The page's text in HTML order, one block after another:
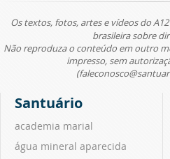
Os textos, fotos, artes e vídeos do
brasileira sobre
Não reproduza o conteúdo em outro
impresso, sem
Santuário
academia marial
água mineral aparecida